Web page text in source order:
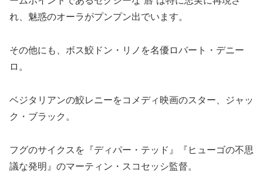
れ、魅惑のオーラがプンプン出でいます。
その他にも、ボス鮫ドン・リノを名優ロバート・デニー
ロ。
ベジタリアンの鮫レニーをコメディ映画のスター、ジャッ
ク・ブラック。
フグのサイクスを『ディパー・テッド』『ヒューゴの不思
議な発明』のマーティン・スコセッシ監督。